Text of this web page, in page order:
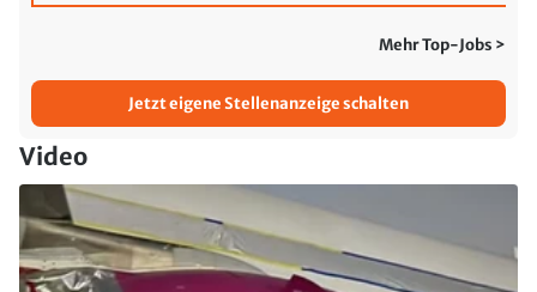
Mehr Top-Jobs >
Jetzt eigene Stellenanzeige schalten
Video